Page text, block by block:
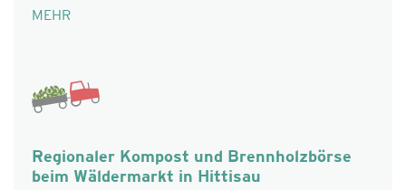
MEHR
Regionaler Kompost und Brennholzbörse
beim Wäldermarkt in Hittisau